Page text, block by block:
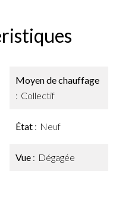
Moyen de chauffage
Collectif
État Neuf
Vue Dégagée